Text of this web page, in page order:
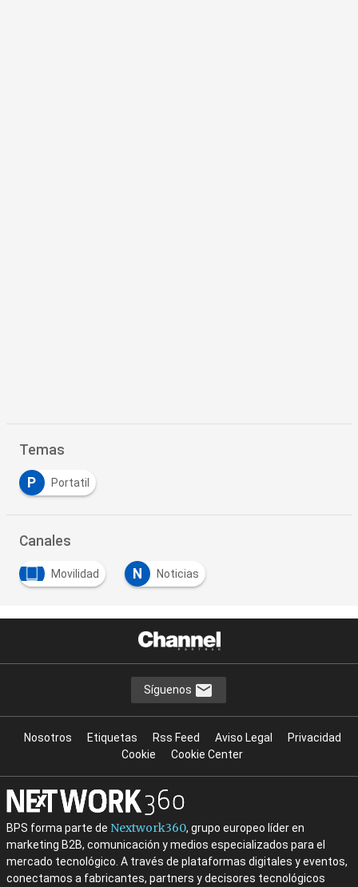
Temas
P Portatil
Canales
Movilidad N Noticias
Síguenos
Nosotros Etiquetas Rss Feed Aviso Legal
Privacidad
Cookie
Cookie Center
BPS forma parte de Nextwork360, grupo europeo líder en
marketing B2B, comunicación y medios especializados para el
mercado tecnológico. A través de plataformas digitales y eventos,
conectamos a fabricantes, partners y decisores tecnológicos